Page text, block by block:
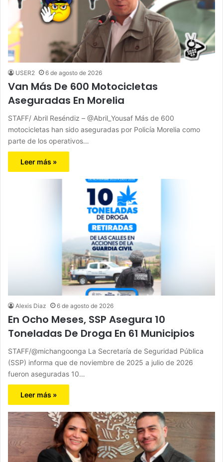
USER2 6 de agosto de 2026
Van Más De 600 Motocicletas
Aseguradas En Morelia
STAFF/ Abril Reséndiz – @Abril_Yousaf Más de 600
motocicletas han sido aseguradas por Policía Morelia como
parte de los operativos…
Leer más »
Alexis Diaz 6 de agosto de 2026
En Ocho Meses, SSP Asegura 10
Toneladas De Droga En 61 Municipios
STAFF/@michangoonga La Secretaría de Seguridad Pública
(SSP) informa que de noviembre de 2025 a julio de 2026
fueron aseguradas 10…
Leer más »